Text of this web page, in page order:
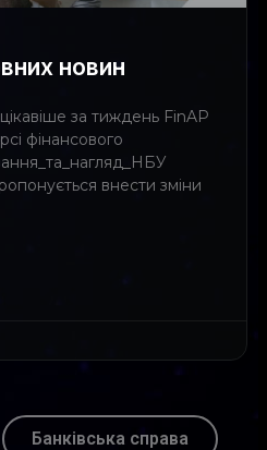
новин
за тиждень FinAP
фінансового
внести зміни
Банківська справа